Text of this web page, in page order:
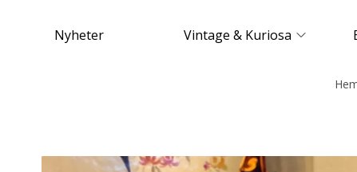
Nyheter Vintage & Kuriosa